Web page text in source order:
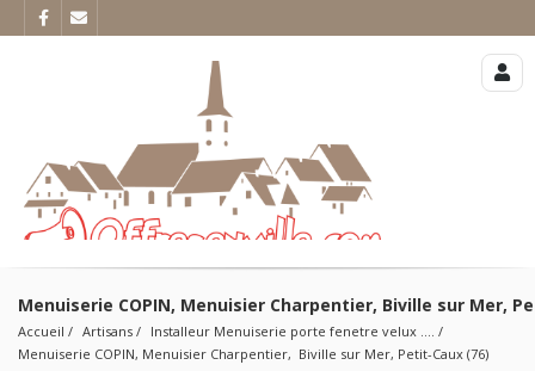
Menuiserie COPIN, Menuisier Charpentier, Biville sur Mer,
Accueil Artisans
Installeur Menuiserie porte fenetre velux ....
Menuiserie COPIN, Menuisier Charpentier,  Biville sur Mer, Petit-Caux (76)